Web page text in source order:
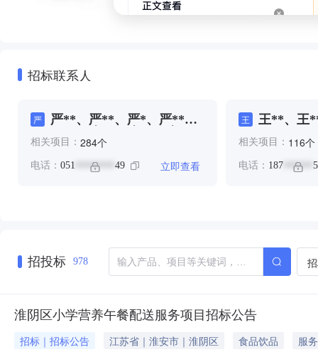
招标联系人
严
严**、严**、严*、严**、
马**
相关项目： 284个
电话： 051 ******** 49 立即查看
王 王**、王
相关项目： 116个
电话： 187 ******
招投标 978
淮阴区小学营养午餐配送服务项目招标公告
招标｜招标公告 江苏省｜淮安市｜淮阴区 食品饮品
服务